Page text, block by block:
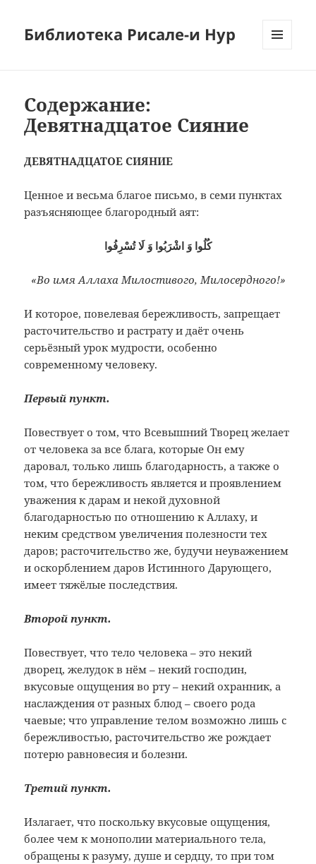
Библиотека Рисале-и Нур
Содержание:
Девятнадцатое Сияние
ДЕВЯТНАДЦАТОЕ СИЯНИЕ
Ценное и весьма благое письмо, в семи пунктах
разъясняющее благородный аят:
كُلُوا وَ اشْرَبُوا وَ لَا تُسْرِفُوا
«Во имя Аллаха Милостивого, Милосердного!»
И которое, повелевая бережливость, запрещает
расточительство и растрату и даёт очень
серьёзный урок мудрости, особенно
современному человеку.
Первый пункт.
Повествует о том, что Всевышний Творец желает
от человека за все блага, которые Он ему
даровал, только лишь благодарность, а также о
том, что бережливость является и проявлением
уважения к дарам и некой духовной
благодарностью по отношению к Аллаху, и
неким средством увеличения полезности тех
даров; расточительство же, будучи неуважением
и оскорблением даров Истинного Дарующего,
имеет тяжёлые последствия.
Второй пункт.
Повествует, что тело человека – это некий
дворец, желудок в нём – некий господин,
вкусовые ощущения во рту – некий охранник, а
наслаждения от разных блюд – своего рода
чаевые; что управление телом возможно лишь с
бережливостью, расточительство же рождает
потерю равновесия и болезни.
Третий пункт.
Излагает, что поскольку вкусовые ощущения,
более чем к монополии материального тела,
обращены к разуму, душе и сердцу, то при том